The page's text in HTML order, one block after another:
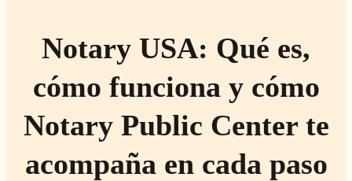
Notary USA: Qué es,
cómo funciona y cómo
Notary Public Center te
acompaña en cada paso